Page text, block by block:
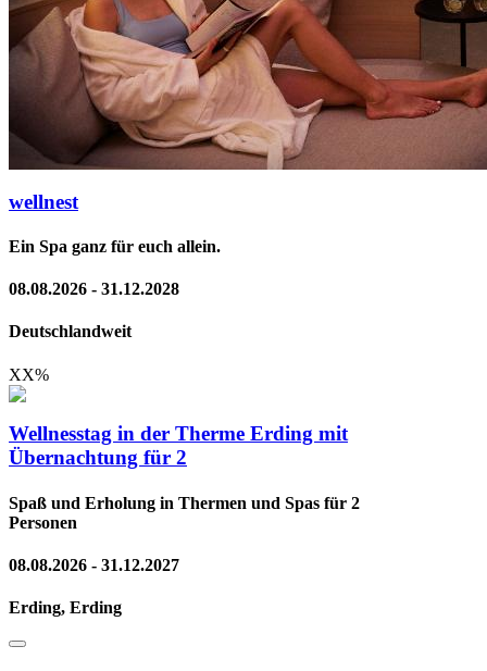
wellnest
Ein Spa ganz für euch allein.
08.08.2026 - 31.12.2028
Deutschlandweit
XX%
Wellnesstag in der Therme Erding mit
Übernachtung für 2
Spaß und Erholung in Thermen und Spas für 2
Personen
08.08.2026 - 31.12.2027
Erding, Erding